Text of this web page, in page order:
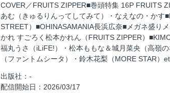
Love Mania
メガネ盛りメイク
まつかれ すごろく
KIMONO LARME
いちごパック
COVER／FRUITS ZIPPER■巻頭特集 16P FRUITS
あむ（きゅるりんってしてみて）・なえなの・かす
STREET）■OHINASAMANIA長浜広奈■メガネ盛り
かれ すごろく松本かれん（FRUITS ZIPPER）
福丸うさ（iLiFE!）・松本ももな＆城月菜央（高嶺
（ファントムシータ）・鈴木花梨（MORE STAR）
出版社：-
配信開始日：2026/03/17